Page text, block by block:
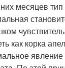
месяцев
как корка
явление